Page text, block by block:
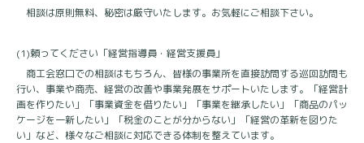
相談は原則無料、秘密は厳守いたします。お気軽にご相談下さい。
(1)頼ってください「経営指導員・経営支援員」
商工会窓口での相談はもちろん、皆様の事業所を直接訪問する巡回訪問も
行い、事業や商売、経営の改善や事業発展をサポートいたします。「経営計
画を作りたい」「事業資金を借りたい」「事業を継承したい」「商品のパッ
ケージを一新したい」「税金のことが分からない」「経営の革新を図りた
い」など、様々なご相談に対応できる体制を整えています。